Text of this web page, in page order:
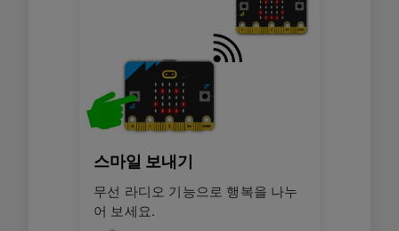
스마일 보내기
무선 라디오 기능으로 행복을 나누
어 보세요.